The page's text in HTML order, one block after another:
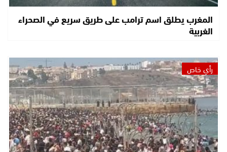
المغرب يطلق اسم ترامب على طريق سريع في الصحراء
الغربية
رأي خاص